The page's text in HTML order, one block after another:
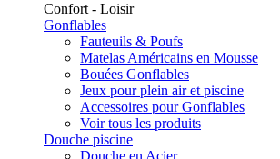
Confort - Loisir
Gonflables
Fauteuils & Poufs
Matelas Américains en Mousse
Bouées Gonflables
Jeux pour plein air et piscine
Accessoires pour Gonflables
Voir tous les produits
Douche piscine
Douche en Acier